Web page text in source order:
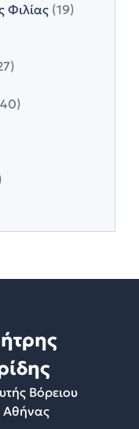
Φιλίας (19)
Βόρειου
Αθήνας